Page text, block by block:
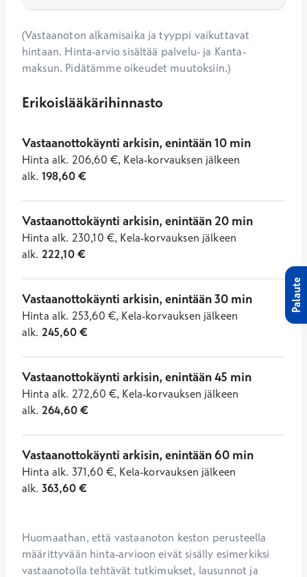
(Vastaanoton alkamisaika ja tyyppi vaikuttavat
hintaan. Hinta-arvio sisältää palvelu- ja Kanta-
maksun. Pidätämme oikeudet muutoksiin.)
Erikoislääkärihinnasto
Vastaanottokäynti arkisin, enintään 10 min
Hinta alk. 206,60 €, Kela-korvauksen jälkeen
alk. 198,60€
Vastaanottokäynti arkisin, enintään 20 min
Hinta alk. 230,10 €, Kela-korvauksen jälkeen
alk. 222,10€
Vastaanottokäynti arkisin, enintään 30 min
Hinta alk. 253,60 €, Kela-korvauksen jälkeen
alk. 245,60€
Vastaanottokäynti arkisin, enintään 45 min
Hinta alk. 272,60 €, Kela-korvauksen jälkeen
alk. 264,60€
Vastaanottokäynti arkisin, enintään 60 min
Hinta alk. 371,60 €, Kela-korvauksen jälkeen
alk. 363,60€
Huomaathan, että vastaanoton keston perusteella
määrittyvään hinta-arvioon eivät sisälly esimerkiksi
vastaanotolla tehtävät tutkimukset, lausunnot ja
Palaute